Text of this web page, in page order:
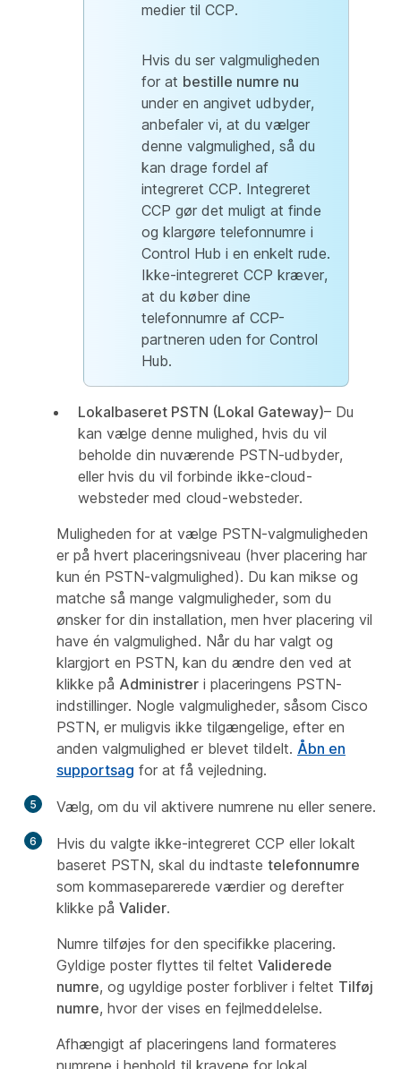
medier til CCP.
Hvis du ser valgmuligheden
for at bestille numre nu
under en angivet udbyder,
anbefaler vi, at du vælger
denne valgmulighed, så du
kan drage fordel af
integreret CCP. Integreret
CCP gør det muligt at finde
og klargøre telefonnumre i
Control Hub i en enkelt rude.
Ikke-integreret CCP kræver,
at du køber dine
telefonnumre af CCP-
partneren uden for Control
Hub.
Lokalbaseret PSTN (Lokal Gateway)– Du
kan vælge denne mulighed, hvis du vil
beholde din nuværende PSTN-udbyder,
eller hvis du vil forbinde ikke-cloud-
websteder med cloud-websteder.
Muligheden for at vælge PSTN-valgmuligheden
er på hvert placeringsniveau (hver placering har
kun én PSTN-valgmulighed). Du kan mikse og
matche så mange valgmuligheder, som du
ønsker for din installation, men hver placering vil
have én valgmulighed. Når du har valgt og
klargjort en PSTN, kan du ændre den ved at
klikke på Administrer i placeringens PSTN-
indstillinger. Nogle valgmuligheder, såsom Cisco
PSTN, er muligvis ikke tilgængelige, efter en
anden valgmulighed er blevet tildelt. Åbn en
supportsag for at få vejledning.
5 Vælg, om du vil aktivere numrene nu eller senere.
6
Hvis du valgte ikke-integreret CCP eller lokalt
baseret PSTN, skal du indtaste telefonnumre
som kommaseparerede værdier og derefter
klikke på Valider.
Numre tilføjes for den specifikke placering.
Gyldige poster flyttes til feltet Validerede
numre, og ugyldige poster forbliver i feltet Tilføj
numre, hvor der vises en fejlmeddelelse.
Afhængigt af placeringens land formateres
numrene i henhold til kravene for lokal